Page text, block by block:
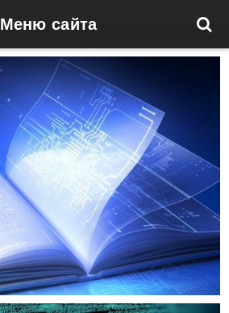
Меню сайта